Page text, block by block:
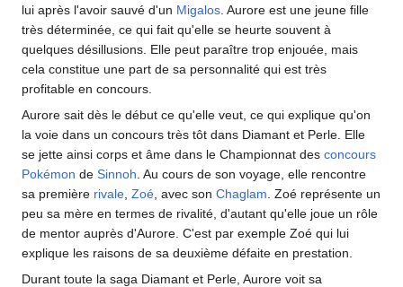
lui après l'avoir sauvé d'un Migalos . Aurore est une jeune fille
très déterminée, ce qui fait qu'elle se heurte souvent à
quelques désillusions. Elle peut paraître trop enjouée, mais
cela constitue une part de sa personnalité qui est très
profitable en concours.
Aurore sait dès le début ce qu'elle veut, ce qui explique qu'on
la voie dans un concours très tôt dans Diamant et Perle. Elle
se jette ainsi corps et âme dans le Championnat des concours
Pokémon de Sinnoh . Au cours de son voyage, elle rencontre
sa première rivale Zoé , avec son Chaglam . Zoé représente un
peu sa mère en termes de rivalité, d'autant qu'elle joue un rôle
de mentor auprès d'Aurore. C'est par exemple Zoé qui lui
explique les raisons de sa deuxième défaite en prestation.
Durant toute la saga Diamant et Perle, Aurore voit sa